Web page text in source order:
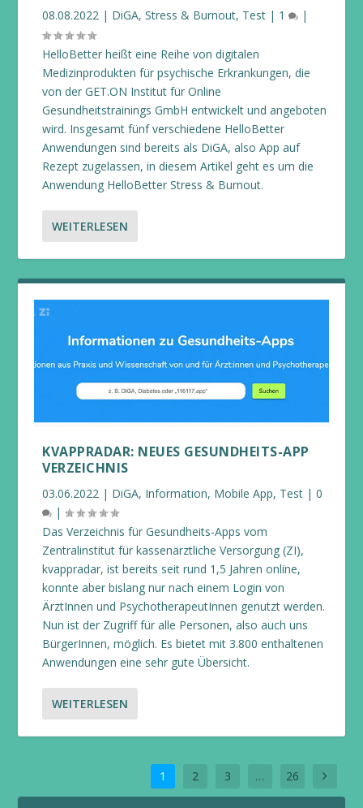
08.08.2022 | DiGA,Stress & Burnout, Test | 1 |
HelloBetter heißt eine Reihe von digitalen
Medizinprodukten für psychische Erkrankungen, die
von der GET.ON Institut für Online
Gesundheitstrainings GmbH entwickelt und angeboten
wird. Insgesamt fünf verschiedene HelloBetter
Anwendungen sind bereits als DiGA, also App auf
Rezept zugelassen, in diesem Artikel geht es um die
Anwendung HelloBetter Stress & Burnout.
WEITERLESEN
KVAPPRADAR: NEUES GESUNDHEITS-APP
VERZEICHNIS
03.06.2022 | DiGA, Information, Mobile App, Test |0
|
Das Verzeichnis für Gesundheits-Apps vom
Zentralinstitut für kassenärztliche Versorgung (ZI),
kvappradar, ist bereits seit rund 1,5 Jahren online,
konnte aber bislang nur nach einem Login von
ÄrztInnen und PsychotherapeutInnen genutzt werden.
Nun ist der Zugriff für alle Personen, also auch uns
BürgerInnen, möglich. Es bietet mit 3.800 enthaltenen
Anwendungen eine sehr gute Übersicht.
WEITERLESEN
1 2 3 … 26